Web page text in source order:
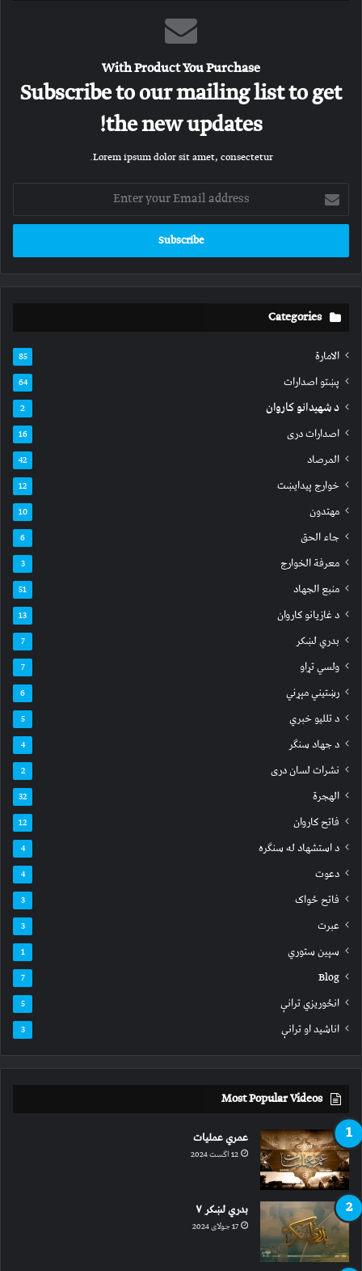
With Product You Purchase
Subscribe to our mailing list to get
the new updates!
Lorem ipsum dolor sit amet, consectetur.
Enter
your
Email
Categories
الامارة 85
پښتو اصدارات 64
د شهیدانو کاروان 2
اصدارات دری 16
المرصاد 42
خوارج پیدایښت 12
مهتدون 10
جاء الحق 6
معرفة الخوارج 3
منبع الجهاد 51
د غازیانو کاروان 13
بدري لښکر 7
ولسي تړاو 7
رښتیني مېړني 6
د تللیو خبري 5
د جهاد سنګر 4
نشرات لسان دری 2
الهجرة 32
فاتح کاروان 12
د استشهاد له سنګره 4
دعوت 4
فاتح ځواک 3
عبرت 3
سپين ستوري 1
Blog
7
انځوریزي ترانې 5
اناشید او ترانې 3
Most Popular Videos
عمري عملیات
12 اگست 2024
بدري لښکر ۷
17 جولای 2024